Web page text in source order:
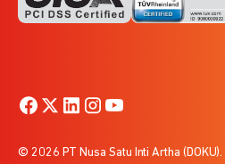
© 2026 PT Nusa Satu Inti Artha